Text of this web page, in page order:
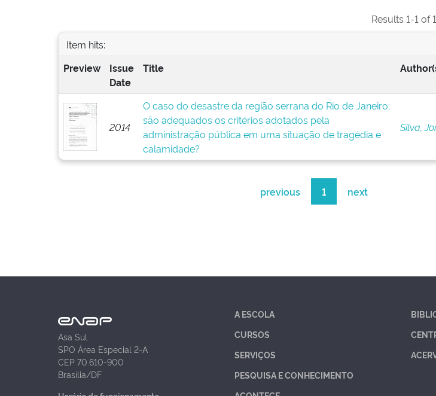
Results 1-1 of
Item hits:
Preview
Issue
Date
Title
2014
O caso do desastre da região serrana do Rio de Janeiro:
são adequados os critérios adotados pela
administração pública em uma situação de tragédia e
calamidade?
Silva,
previous 1 next
Asa Sul
SPO Área Especial 2-A
CEP 70.610-900
Brasília/DF
A ESCOLA
CURSOS
SERVIÇOS
PESQUISA E CONHECIMENTO